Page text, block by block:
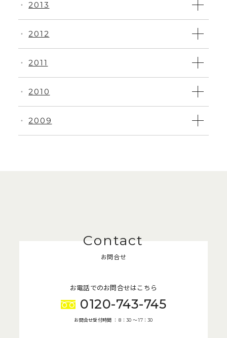
・ 2009
・ 2010
・ 2011
・ 2012
・ 2013
お問合せ
お電話でのお問合せはこちら
0120-743-745
お問合せ受付時間 ： 8：30 〜 17：30